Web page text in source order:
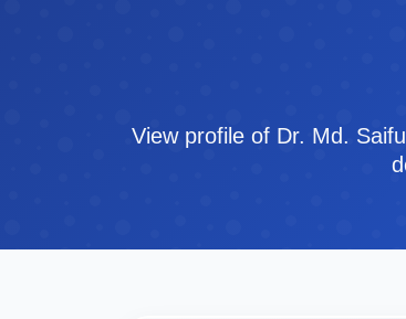
View profile of Dr. Md.